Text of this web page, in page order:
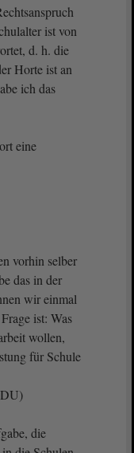
ist von
d. h. die
Horte ist an
ich das
eine
vorhin selber
das in der
wir einmal
ist: Was
wollen,
für Schule
die